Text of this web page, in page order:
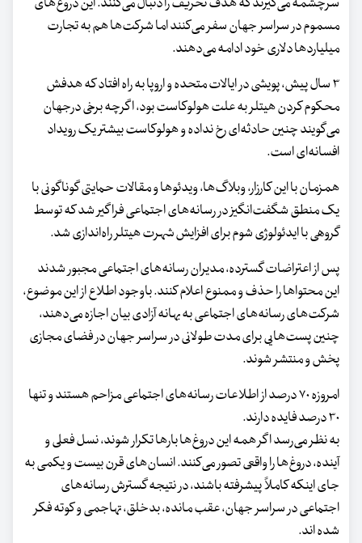
مسموم در سراسر جهان سفر می‌کنند اما شرکت‌ها هم به تجارت
میلیاردها دلاری خود ادامه می‌دهند.
۳ سال پیش، پویشی در ایالات متحده و اروپا به راه افتاد که هدفش
محکوم کردن هیتلر به علت هولوکاست بود، اگرچه برخی درجهان
می‌گویند چنین حادثه‌ای رخ نداده و هولوکاست بیشتر یک رویداد
افسانه‌ای است.
همزمان با این کارزار، وبلاگ‌ها، ویدئوها و مقالات حمایتی گوناگونی با
یک منطق شگفت‌انگیز در رسانه‌های اجتماعی فراگیر شد که توسط
گروهی با ایدئولوژی شوم برای افزایش شهرت هیتلر راه‌اندازی شد.
پس از اعتراضات گسترده، مدیران رسانه‌های اجتماعی مجبور شدند
این محتواها را حذف و ممنوع اعلام کنند. باوجود اطلاع از این موضوع،
شرکت‌های رسانه‌های اجتماعی به بهانه آزادی بیان اجازه می‌دهند،
چنین پست‌هایی برای مدت طولانی در سراسر جهان در فضای مجازی
پخش و منتشر شوند.
امروزه ۷۰ درصد از اطلاعات رسانه‌های اجتماعی مزاحم هستند و تنها
۳۰ درصد فایده دارند.
به نظر می‌رسد اگر همه این دروغ‌ها بارها تکرار شوند، نسل فعلی و
آینده، دروغ‌ها را واقعی تصور می‌کنند. انسان‌های قرن بیست و یکمی به
جای اینکه کاملاً پیشرفته باشند، در نتیجه گسترش رسانه‌های
اجتماعی در سراسر جهان، عقب مانده، بدخلق، تهاجمی و کوته فکر
شده اند.